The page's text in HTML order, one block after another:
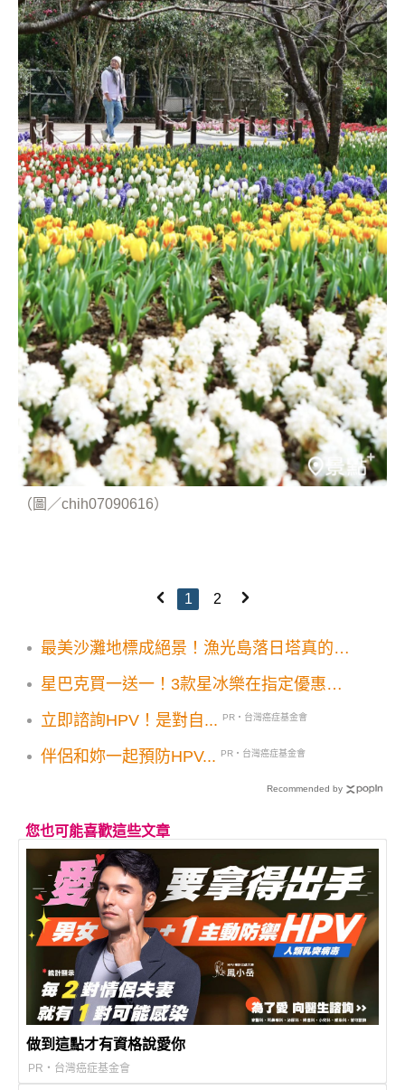
（圖／chih07090616）
1 2
最美沙灘地標成絕景！漁光島落日塔真的拆
星巴克買一送一！3款星冰樂在指定優惠飲
立即諮詢HPV！是對自...
PR・台灣癌症基金會
伴侶和妳一起預防HPV... PR・台灣癌症基金會
Recommended by
您也可能喜歡這些文章
做到這點才有資格說愛你
PR・台灣癌症基金會